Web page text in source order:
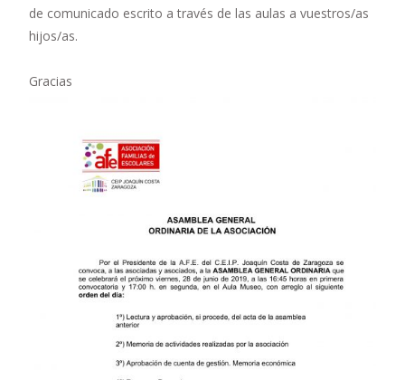
de comunicado escrito a través de las aulas a vuestros/as
hijos/as.
Gracias